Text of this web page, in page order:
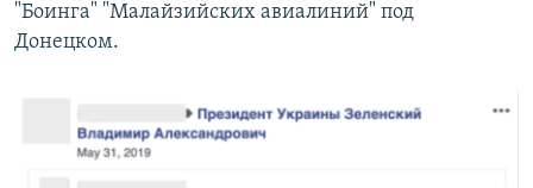
"Боинга" "Малайзийских авиалиний" под
Донецком.